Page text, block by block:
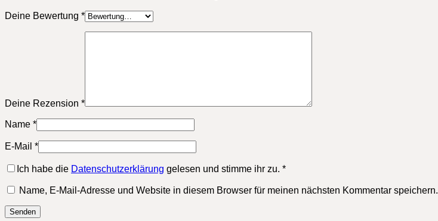
Deine Bewertung *
Deine Rezension *
Name *
E-Mail *
Ich habe die Datenschutzerklärung gelesen und stimme ihr zu. *
Name, E-Mail-Adresse und Website in diesem Browser für meinen nächsten Kommentar speichern.